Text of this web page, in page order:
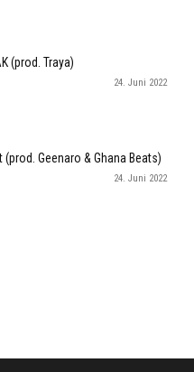
(prod. Traya)
24. Juni 2022
(prod. Geenaro & Ghana Beats)
24. Juni 2022